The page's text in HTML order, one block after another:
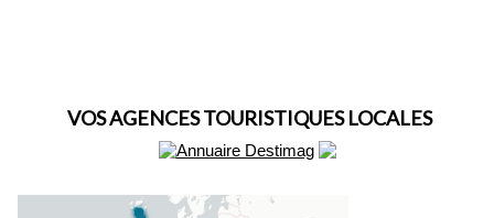
VOS AGENCES TOURISTIQUES LOCALES